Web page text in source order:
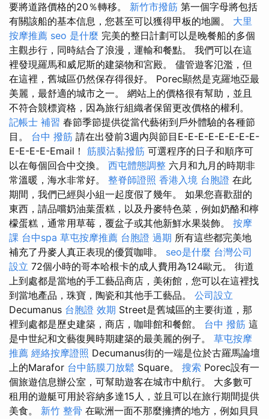
要將道路價格的20％轉移。 新竹市撥筋 第一個字母將包括
有關該船的基本信息，您甚至可以獲得甲板的地圖。 大里
按摩推薦 seo 是什麼 完美的整日計劃可以是晚餐船的多個
主觀步行，同時結合了浪漫，運輸和餐點。 我們可以在這
裡發現羅馬和威尼斯的建築物和宮殿。 儘管遊客氾濫，但
在這裡，舊城區仍然保存得很好。 Porec顯然是克羅地亞最
美麗，最舒適的城市之一。 網站上的價格很有幫助，並且
不符合競標資格，因為旅行組織者保留更改價格的權利。
記帳士 補習 春節季節提供從當代藝術到戶外體驗的各種節
目。 台中 撥筋 請在出發前3週內與節目E-E-E-E-E-E-E-E-
E-E-E-E-Email！ 筋膜沾黏撥筋 可選程序的日子和順序可
以在每個回合中交換。 西屯體態調整 六月和九月的時期非
常溫暖，海水非常好。 整脊師證照 香港入境 台胞證 在此
期間，我們已經與小組一起度假了幾年。 如果您喜歡甜的
東西，請品嚐奶油葉蛋糕，以及丹麥特色菜，例如奶酪和檸
檬蛋糕，通常用草莓，覆盆子或其他新鮮水果裝飾。 按摩
課 台中spa 草屯按摩推薦 台胞證 過期 所有這些都完美地
補充了丹麥人真正表現的優質咖啡。 seo是什麼 台灣公司
設立 72個小時的哥本哈根卡的成人費用為124歐元。 街道
上到處都是當地的手工藝品商店，美術館，您可以在這裡找
到當地產品，珠寶，陶瓷和其他手工藝品。 公司設立
Decumanus 台胞證 效期 Street是舊城區的主要街道，那
裡到處都是歷史建築，商店，咖啡館和餐館。 台中 撥筋 這
是中世紀和文藝復興時期建築的最美麗的例子。 草屯按摩
推薦 經絡按摩證照 Decumanus街的一端是位於古羅馬論壇
上的Marafor 台中筋膜刀放鬆 Square。 搜索 Porec設有一
個旅遊信息辦公室，可幫助遊客在城市中航行。 大多數可
租用的遊艇可用於容納多達15人，並且可以在旅行期間提供
美食。 新竹 整骨 在歐洲一面不那麼擁擠的地方，例如貝貝